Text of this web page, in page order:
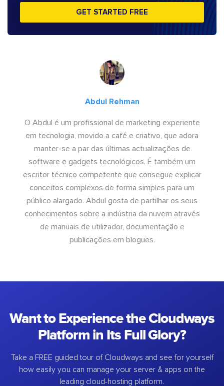
GET STARTED FREE
Abdul Rehman
O Abdul é um profissional de marketing experiente
em tecnologia, movido a café e criativo, que adora
manter-se a par das últimas actualizações de
software e gadgets tecnológicos. É também um
escritor técnico competente que consegue explicar
conceitos complexos de forma simples para um
público alargado. Abdul gosta de partilhar os seus
conhecimentos sobre a indústria da nuvem através
de manuais de utilizador, documentação e
publicações em blogues.
Want to Experience the Cloudways
Platform in Its Full Glory?
Take a FREE guided tour of Cloudways and see for yourself
how easily you can manage your server & apps on the
leading cloud-hosting platform.